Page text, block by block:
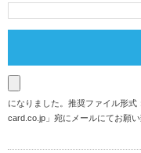
になりました。推奨ファイル形
card.co.jp 」宛にメールにてお願い